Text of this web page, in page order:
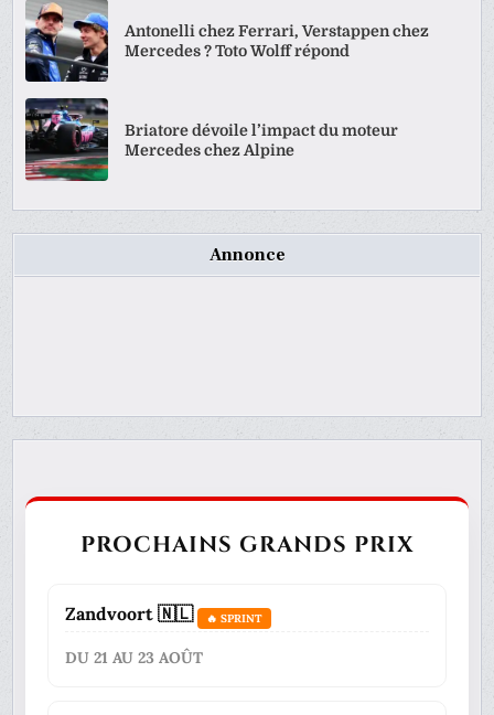
Antonelli chez Ferrari, Verstappen chez
Mercedes ? Toto Wolff répond
Briatore dévoile l’impact du moteur
Mercedes chez Alpine
Annonce
PROCHAINS GRANDS PRIX
Zandvoort 🇳🇱 🔥 SPRINT
DU 21 AU 23 AOÛT